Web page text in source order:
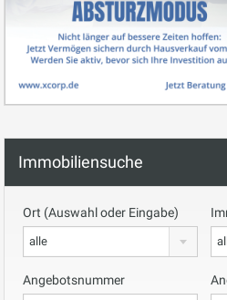
Immobiliensuche
Ort (Auswahl oder Eingabe)
alle
Angebotsnummer